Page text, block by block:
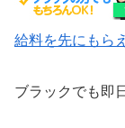
給料を先にもら
ブラックでも即